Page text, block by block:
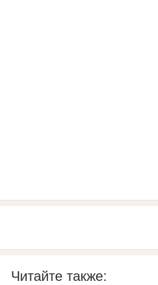
Читайте также: